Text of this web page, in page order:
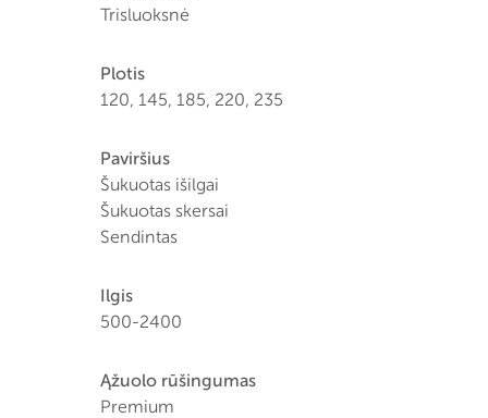
Trisluoksnė
Plotis
120, 145, 185, 220, 235
Paviršius
Šukuotas išilgai
Šukuotas skersai
Sendintas
Ilgis
500-2400
Ąžuolo rūšingumas
Premium